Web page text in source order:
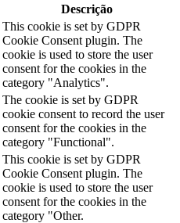
Descrição
This cookie is set by GDPR
Cookie Consent plugin. The
cookie is used to store the user
consent for the cookies in the
category "Analytics".
The cookie is set by GDPR
cookie consent to record the user
consent for the cookies in the
category "Functional".
This cookie is set by GDPR
Cookie Consent plugin. The
cookie is used to store the user
consent for the cookies in the
category "Other.